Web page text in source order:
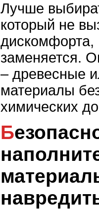
Лучше
который не
дискомфорта,
заменяется.
– древесные
материалы
химических
Безопасность